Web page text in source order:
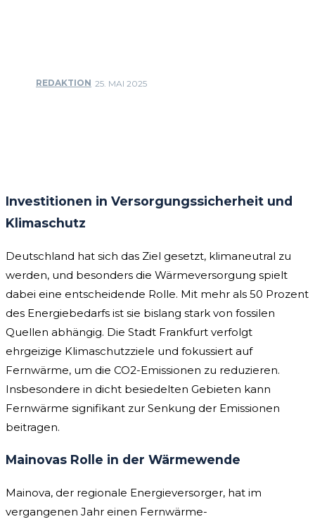
REDAKTION 25. MAI 2025
Investitionen in Versorgungssicherheit und
Klimaschutz
Deutschland hat sich das Ziel gesetzt, klimaneutral zu
werden, und besonders die Wärmeversorgung spielt
dabei eine entscheidende Rolle. Mit mehr als 50 Prozent
des Energiebedarfs ist sie bislang stark von fossilen
Quellen abhängig. Die Stadt Frankfurt verfolgt
ehrgeizige Klimaschutzziele und fokussiert auf
Fernwärme, um die CO2-Emissionen zu reduzieren.
Insbesondere in dicht besiedelten Gebieten kann
Fernwärme signifikant zur Senkung der Emissionen
beitragen.
Mainovas Rolle in der Wärmewende
Mainova, der regionale Energieversorger, hat im
vergangenen Jahr einen Fernwärme-